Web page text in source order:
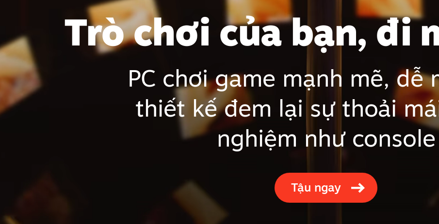
Trò chơi của bạn, đi
PC chơi game mạnh mẽ, dễ
thiết kế đem lại sự thoải
nghiệm như console
Tậu ngay